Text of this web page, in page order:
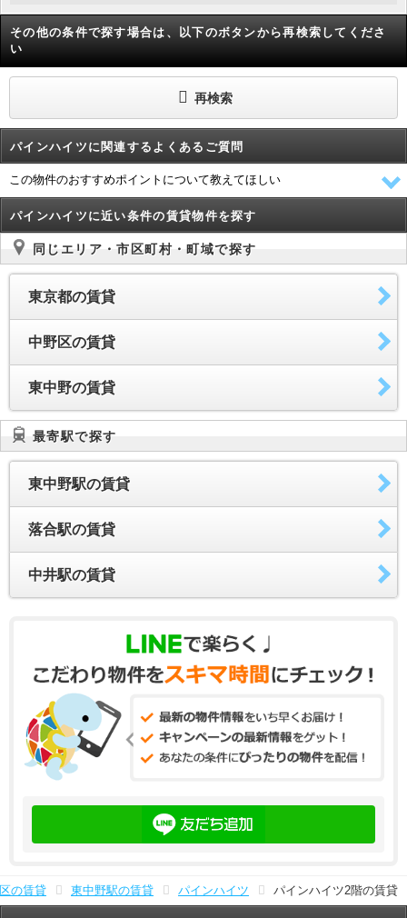
その他の条件で探す場合は、以下のボタンから再検索してくださ
い
再検索
パインハイツに関連するよくあるご質問
この物件のおすすめポイントについて教えてほしい
パインハイツに近い条件の賃貸物件を探す
同じエリア・市区町村・町域で探す
東京都の賃貸
中野区の賃貸
東中野の賃貸
最寄駅で探す
東中野駅の賃貸
落合駅の賃貸
中井駅の賃貸
の賃貸 東中野駅の賃貸 パインハイツ パインハイツ2階の賃貸